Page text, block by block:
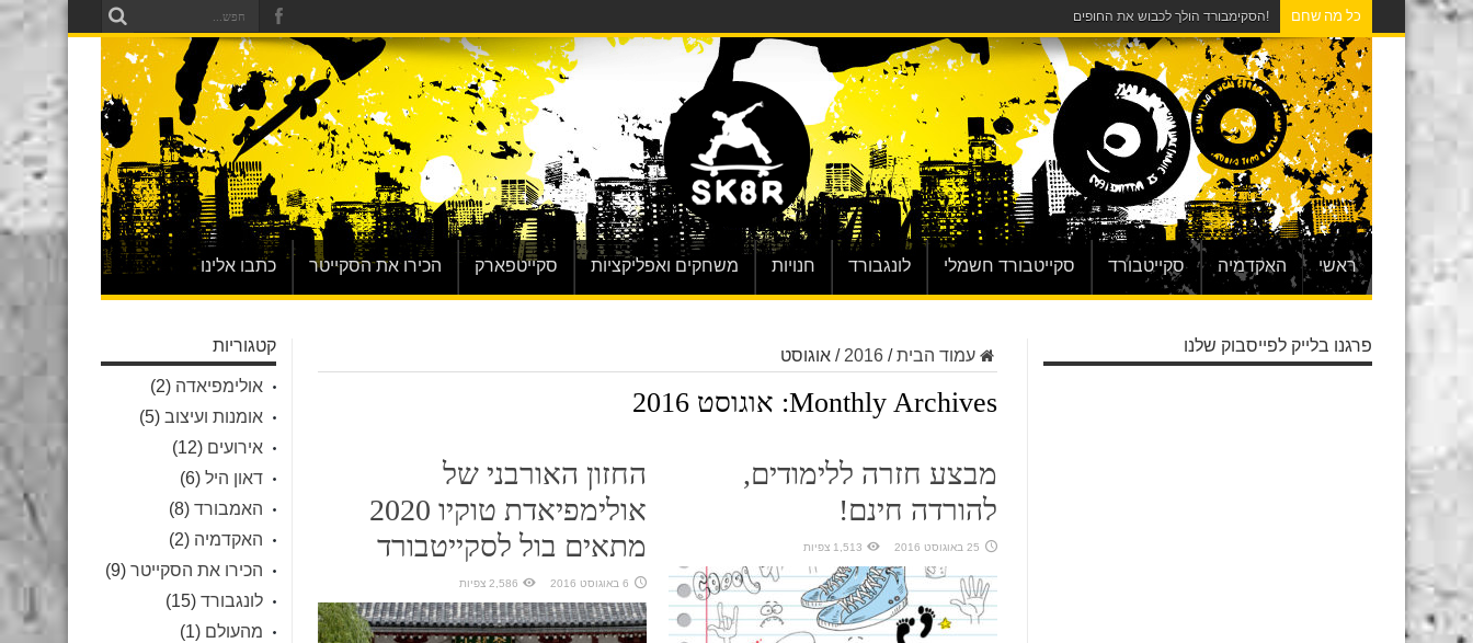
כל מה שחם !הסקימבורד הולך לכבוש את החופים
ראשי האקדמיה סקייטבורד סקייטבורד חשמלי לונגבורד חנויות משחקים ואפליקציות סקייטפארק הכירו את הסקייטר כתבו אלינו
עמוד הבית/
2016
/ אוגוסט
Monthly Archives: אוגוסט 2016
מבצע חזרה ללימודים,
להורדה חינם!
25 באוגוסט 2016 1,513 צפיות
החזון האורבני של
אולימפיאדת טוקיו 2020
מתאים בול לסקייטבורד
6 באוגוסט 2016 2,586 צפיות
קטגוריות
אולימפיאדה (2)
אומנות ועיצוב (5)
אירועים (12)
דאון היל (6)
האמבורד (8)
האקדמיה (2)
הכירו את הסקייטר (9)
לונגבורד (15)
מהעולם (1)
פרגנו בלייק לפייסבוק שלנו